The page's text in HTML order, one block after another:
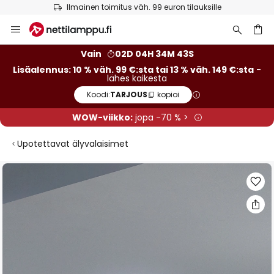
Ilmainen toimitus väh. 99 euron tilauksille
to
Vain
02D 04H 34M 42S
Lisäalennus: 10 % väh. 99 €:sta tai 13 % väh. 149 €:sta -
lähes kaikesta
Koodi:TARJOUS kopioi
WOW-viikko:jopa -70 % >
Upotettavat älyvalaisimet
Skip
the